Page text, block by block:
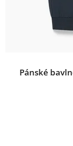
Pánské